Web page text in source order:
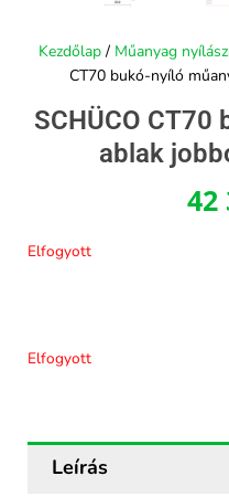
Kezdőlap / Műanyag
CT70 bukó-nyíló
SCHÜCO CT70
ablak
42
Elfogyott
Elfogyott
Leírás